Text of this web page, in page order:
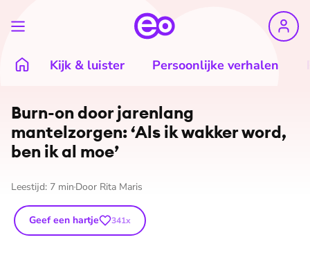
Kijk & luister Persoonlijke verhalen
©Shutterstock
Burn-on door jarenlang
mantelzorgen: ‘Als ik wakker word,
ben ik al moe’
Leestijd: 7 min Door Rita Maris
Geef een hartje 341x